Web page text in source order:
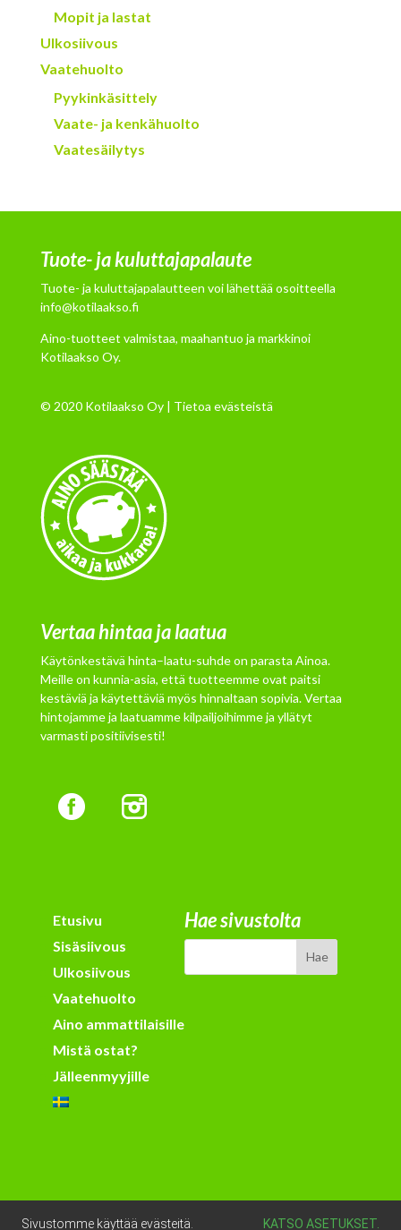
Mopit ja lastat
Ulkosiivous
Vaatehuolto
Pyykinkäsittely
Vaate- ja kenkähuolto
Vaatesäilytys
Tuote- ja kuluttajapalaute
Tuote- ja kuluttajapalautteen voi lähettää osoitteella
info@kotilaakso.fi
Aino-tuotteet valmistaa, maahantuo ja markkinoi
Kotilaakso Oy.
© 2020 Kotilaakso Oy | Tietoa evästeistä
Vertaa hintaa ja laatua
Käytönkestävä hinta–laatu-suhde on parasta Ainoa.
Meille on kunnia-asia, että tuotteemme ovat paitsi
kestäviä ja käytettäviä myös hinnaltaan sopivia. Vertaa
hintojamme ja laatuamme kilpailjoihimme ja yllätyt
varmasti positiivisesti!
Etusivu
Sisäsiivous
Ulkosiivous
Vaatehuolto
Aino ammattilaisille
Mistä ostat?
Jälleenmyyjille
Hae sivustolta
Sivustomme käyttää evästeitä. KATSO ASETUKSET.